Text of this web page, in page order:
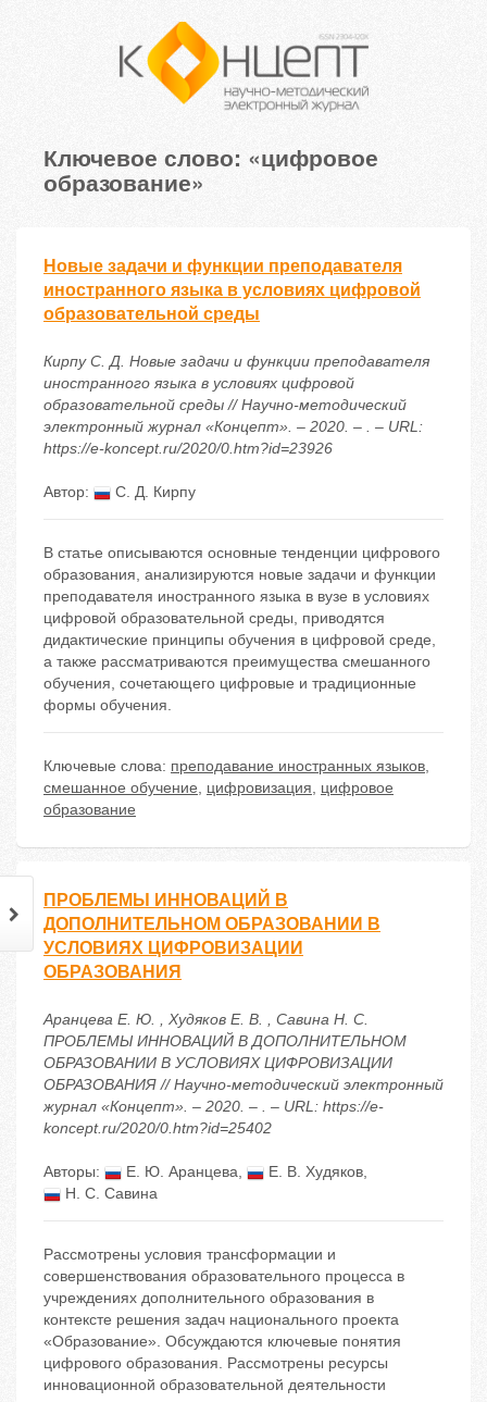
Ключевое слово: «цифровое
образование»
Новые задачи и функции преподавателя
иностранного языка в условиях цифровой
образовательной среды
Кирпу С. Д. Новые задачи и функции преподавателя
иностранного языка в условиях цифровой
образовательной среды // Научно-методический
электронный журнал «Концепт». – 2020. – . – URL:
https://e-koncept.ru/2020/0.htm?id=23926
Автор: С. Д. Кирпу
В статье описываются основные тенденции цифрового
образования, анализируются новые задачи и функции
преподавателя иностранного языка в вузе в условиях
цифровой образовательной среды, приводятся
дидактические принципы обучения в цифровой среде,
а также рассматриваются преимущества смешанного
обучения, сочетающего цифровые и традиционные
формы обучения.
Ключевые слова: преподавание иностранных языков,
смешанное обучение, цифровизация, цифровое
образование
ПРОБЛЕМЫ ИННОВАЦИЙ В
ДОПОЛНИТЕЛЬНОМ ОБРАЗОВАНИИ В
УСЛОВИЯХ ЦИФРОВИЗАЦИИ
ОБРАЗОВАНИЯ
Аранцева Е. Ю. , Худяков Е. В. , Савина Н. С.
ПРОБЛЕМЫ ИННОВАЦИЙ В ДОПОЛНИТЕЛЬНОМ
ОБРАЗОВАНИИ В УСЛОВИЯХ ЦИФРОВИЗАЦИИ
ОБРАЗОВАНИЯ // Научно-методический электронный
журнал «Концепт». – 2020. – . – URL: https://e-
koncept.ru/2020/0.htm?id=25402
Авторы: Е. Ю. Аранцева, Е. В. Худяков,
Н. С. Савина
Рассмотрены условия трансформации и
совершенствования образовательного процесса в
учреждениях дополнительного образования в
контексте решения задач национального проекта
«Образование». Обсуждаются ключевые понятия
цифрового образования. Рассмотрены ресурсы
инновационной образовательной деятельности